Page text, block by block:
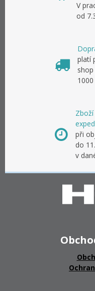
V
od
platí
1000
při
do
v